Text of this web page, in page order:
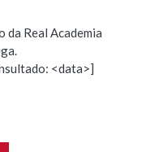
da Real Academia
<data>]